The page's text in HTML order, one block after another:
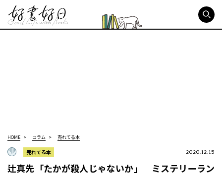
HOME コラム 売れてる本
売れてる本 2020.12.15
辻真先「たかが殺人じゃないか」 ミステリーラン